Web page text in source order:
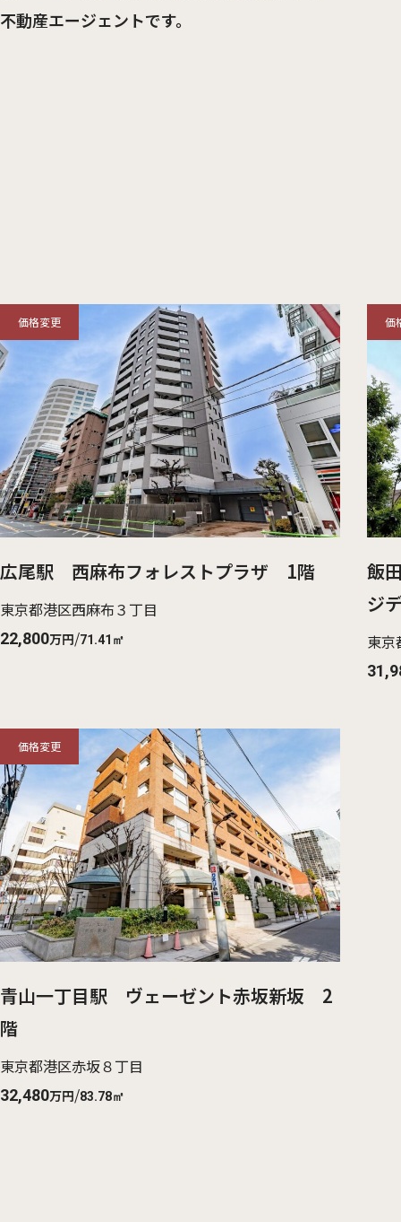
不動産エージェントです。
広尾駅 西麻布フォレストプラザ 1階
東京都港区西麻布３丁目
22,800万円/71.41㎡
価格変更
飯
ジ
東京
価
青山一丁目駅 ヴェーゼント赤坂新坂 2
階
東京都港区赤坂８丁目
32,480万円/83.78㎡
価格変更